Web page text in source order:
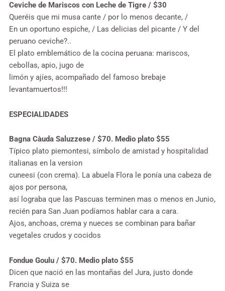
Ceviche de Mariscos con Leche de Tigre / $30
Queréis que mi musa cante / por lo menos decante, /
En un oportuno espiche, / Las delicias del picante / Y del
peruano ceviche?..
El plato emblemático de la cocina peruana: mariscos,
cebollas, apio, jugo de
limón y ajíes, acompañado del famoso brebaje
levantamuertos!!!
ESPECIALIDADES
Bagna Càuda Saluzzese / $70. Medio plato $55
Típico plato piemontesi, símbolo de amistad y hospitalidad
italianas en la version
cuneesi (con crema). La abuela Flora le ponía una cabeza de
ajos por persona,
así lograba que las Pascuas terminen mas o menos en Junio,
recién para San Juan podíamos hablar cara a cara.
Ajos, anchoas, crema y nueces se combinan para bañar
vegetales crudos y cocidos
Fondue Goulu / $70. Medio plato $55
Dicen que nació en las montañas del Jura, justo donde
Francia y Suiza se